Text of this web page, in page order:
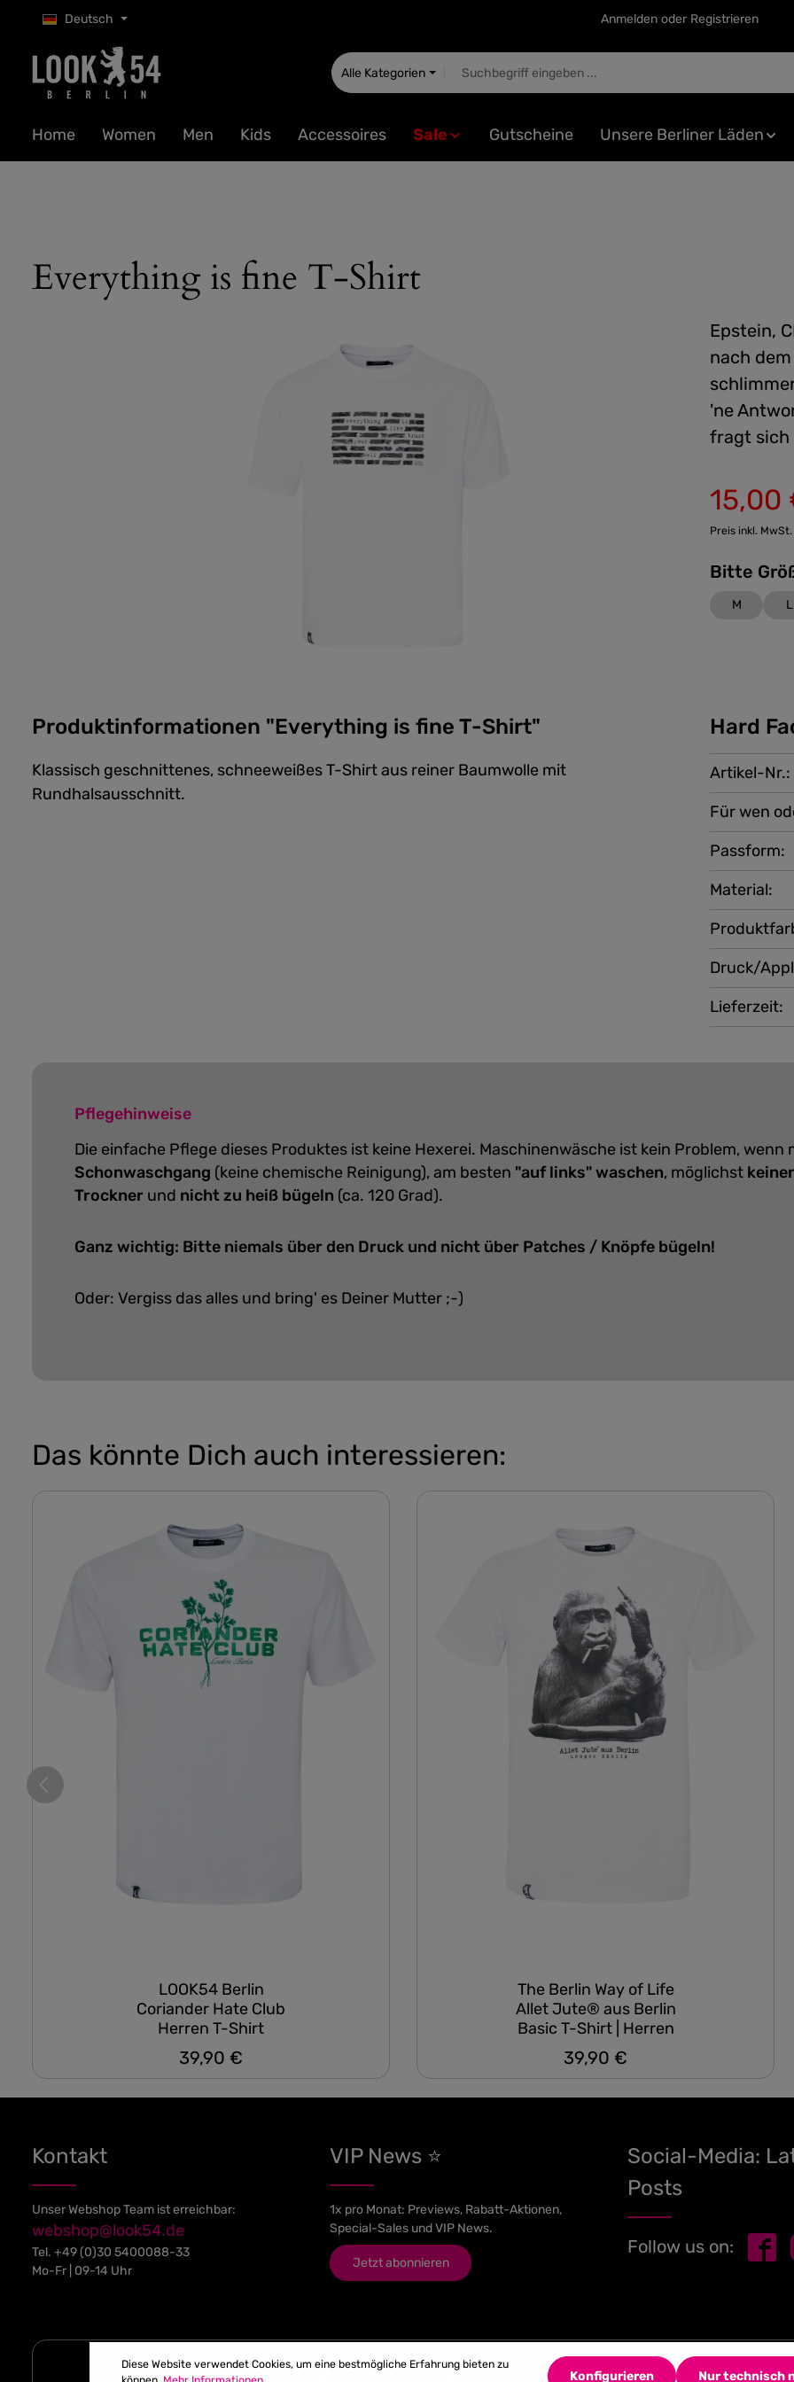
Hauptinhalt springen
Zur Suche springen
Zur Hauptnavigation springen Anmelden oder Registrieren
Deutsch
Alle Kategorien
Home Women Men Kids Accessoires Sale Gutscheine Unsere Berliner Läden
Everything is fine T-Shirt
Epstein,
nach
'ne
fragt sich
15,00
Preis inkl.
M L
Produktinformationen "Everything is fine T-Shirt"
Klassisch geschnittenes, schneeweißes T-Shirt aus reiner Baumwolle mit
Rundhalsausschnitt.
Hard
Artikel-Nr.:
Für wen
Druck/
Passform:
Material:
Lieferzeit:
Pflegehinweise
Die einfache Pflege dieses Produktes ist keine Hexerei. Maschinenwäsche ist kein Problem,
Schonwaschgang (keine chemische Reinigung), am besten "auf links" waschen, möglichst
Trockner und nicht zu heiß bügeln (ca. 120 Grad).
Ganz wichtig: Bitte niemals über den Druck und nicht über Patches / Knöpfe bügeln!
Oder: Vergiss das alles und bring' es Deiner Mutter ;-)
Das könnte Dich auch interessieren:
LOOK54 Berlin
Coriander Hate Club
Herren T-Shirt
Regulärer Preis:
39,90 €
The Berlin Way of Life
Allet Jute® aus Berlin
Basic T-Shirt | Herren
Regulärer Preis:
39,90 €
Kontakt
Unser Webshop Team ist erreichbar:
webshop@look54.de
Tel. +49 (0)30 5400088-33
Mo-Fr | 09-14 Uhr
VIP News ⭐
1x pro Monat: Previews, Rabatt-Aktionen,
Special-Sales und VIP News.
Jetzt abonnieren
Social-Media:
Posts
Follow us on:
Diese Website verwendet Cookies, um eine bestmögliche Erfahrung bieten zu
Nur technisch
Konfigurieren